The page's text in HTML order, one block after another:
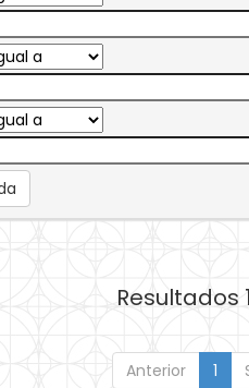
Resultados
Anterior 1